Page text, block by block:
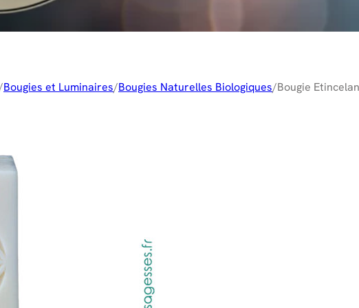
Bougies et Luminaires/Bougies Naturelles Biologiques/Bougie